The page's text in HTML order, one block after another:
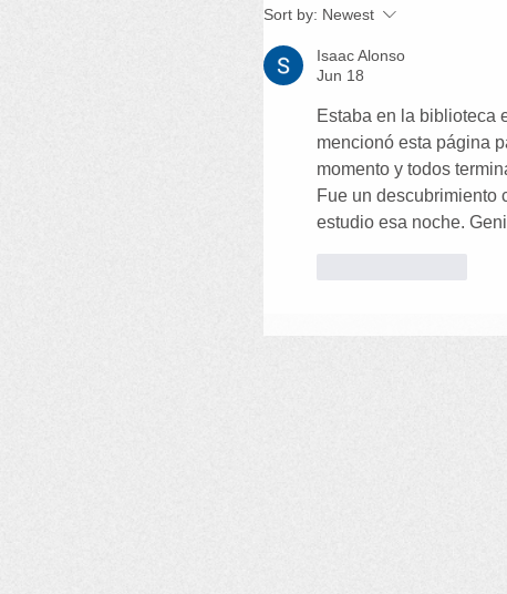
Sort by: Newest
Isaac Alonso
Jun 18
Estaba en la biblioteca
mencionó esta página
momento y todos
Fue un descubrimiento
estudio esa noche.